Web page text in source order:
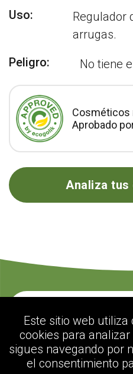
Uso:
Regulador
arrugas.
Peligro:
No tiene
Cosméticos
Aprobado
Analiza
Este sitio web
cookies para
sigues navegando por
el consentimiento